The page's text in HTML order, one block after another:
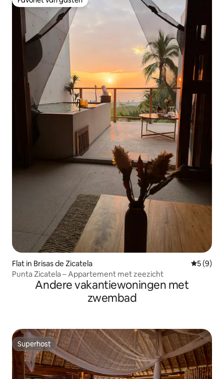
Favoriet van gasten
Flat in Brisas de Zicatela
5 (9)
Punta Zicatela – Appartement met zeezicht
Andere vakantiewoningen met
zwembad
Superhost
Superhost